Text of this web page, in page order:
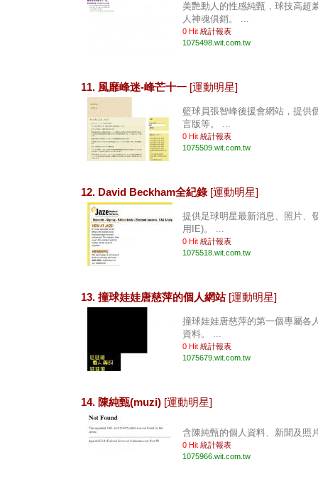
美艷動人的性感純甄，球技高超
人神魂俱銷。 ...
0 Hit 統計報表
1075498.wit.com.tw
11. 風靡峰迷-峰芒十一 [運動明星]
籃球員張智峰後援會網站，提供
言版等。 ...
0 Hit 統計報表
1075509.wit.com.tw
12. David Beckham全紀錄 [運動明星]
提供足球明星最新消息、照片、
用IE)。 ...
0 Hit 統計報表
1075518.wit.com.tw
13. 撞球娃娃唐慈萍的個人網站 [運動明星]
撞球娃娃唐慈萍的第一個專屬各
資料。 ...
0 Hit 統計報表
1075679.wit.com.tw
14. 陳純甄(muzi) [運動明星]
含陳純甄的個人資料、新聞及照
0 Hit 統計報表
1075966.wit.com.tw